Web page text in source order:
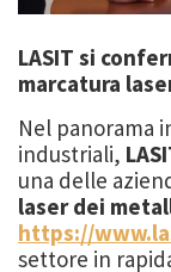
LASIT si
marcatura
Nel panorama
industriali,
una delle
laser dei
https://
settore in